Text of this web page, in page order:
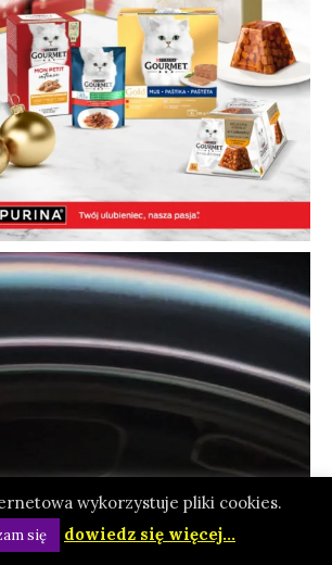
wykorzystuje pliki cookies.
się dowiedz się więcej...